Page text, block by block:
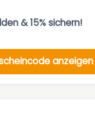
& 15% sichern!
anzeigen